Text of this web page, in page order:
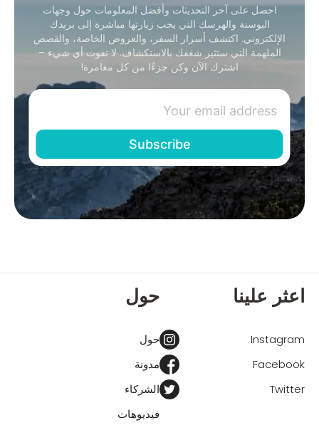
احصل على آخر التحديثات وأفضل المعلومات حول وجهات
البوسنة والهرسك التي يجب زيارتها مباشرة إلى بريدك
الإلكتروني. اكتشف أسرار السفر، والعروض الخاصة، والقصص
الملهمة التي ستثير شغفك بالاستكشاف. لا تفوت أي شيء –
اشترك الآن وكن جزءًا من كل مغامرة!
اعثر علينا
Instagram
Facebook
Twitter
حول
حول
مدونة
الشركاء
فيديوهات